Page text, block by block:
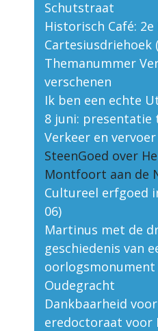
Schutstraat
Historisch Café:
Cartesiusdriehoek
Themanummer
verschenen
Ik ben een echte
8 juni: presentatie
Verkeer en vervoer
SteenGoed over
Montfoort aan de
Cultureel erfgoed
06)
Martinus met de
geschiedenis van
oorlogsmonument
Oudegracht
Dankbaarheid
eredoctoraat voor